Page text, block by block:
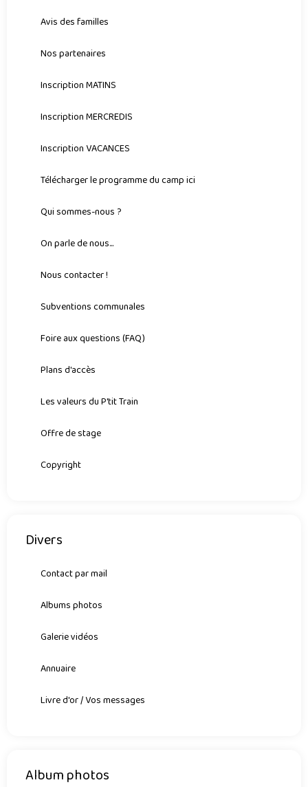
Avis des familles
Nos partenaires
Inscription MATINS
Inscription MERCREDIS
Inscription VACANCES
Télécharger le programme du camp ici
Qui sommes-nous ?
On parle de nous...
Nous contacter !
Subventions communales
Foire aux questions (FAQ)
Plans d'accès
Les valeurs du P'tit Train
Offre de stage
Copyright
Divers
Contact par mail
Albums photos
Galerie vidéos
Annuaire
Livre d'or / Vos messages
Album photos